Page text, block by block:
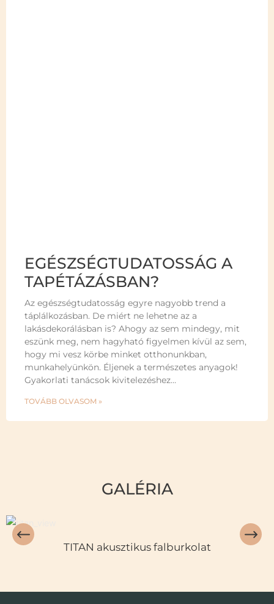
EGÉSZSÉGTUDATOSSÁG A
TAPÉTÁZÁSBAN?
Az egészségtudatosság egyre nagyobb trend a
táplálkozásban. De miért ne lehetne az a
lakásdekorálásban is? Ahogy az sem mindegy, mit
eszünk meg, nem hagyható figyelmen kívül az sem,
hogy mi vesz körbe minket otthonunkban,
munkahelyünkön. Éljenek a természetes anyagok!
Gyakorlati tanácsok kivitelezéshez…
TOVÁBB OLVASOM »
GALÉRIA
TITAN akusztikus falburkolat